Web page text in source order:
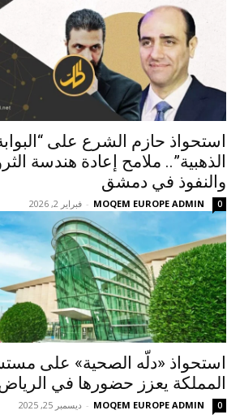
استحواذ حازم الشرع على
الذهبية”.. ملامح إعادة هندسة
والنفوذ في دمشق
MOQEM EUROPE ADMIN
- فبراير 2, 2026 0
استحواذ «دلّه الصحية» على
المملكة يعزز حضورها في
MOQEM EUROPE ADMIN
- ديسمبر 25, 2025 0